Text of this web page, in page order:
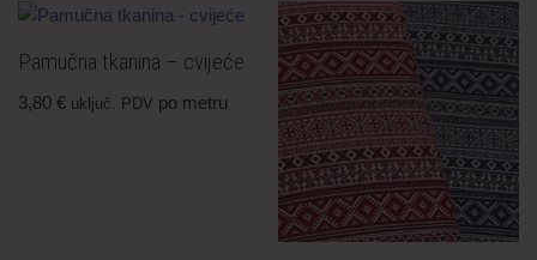
Pamučna tkanina – cvijeće
3,80 € uključ. PDV po metru